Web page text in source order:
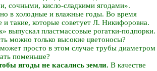
сочными, кисло-сладкими ягодами».
в холодные и влажные годы. Во время
такие, которые советует Л. Никифоровна.
выпускал пластмассовые рогатки-подпорки.
можно только высокие цветоносы?
просто в этом случае трубы диаметром
поменьше?
ягоды не касались земли. В качестве